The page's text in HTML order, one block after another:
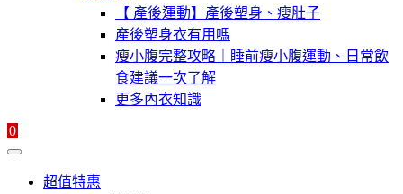
【 產後運動】產後塑身、瘦肚子
產後塑身衣有用嗎
瘦小腹完整攻略｜睡前瘦小腹運動、日常飲
食建議一次了解
更多內衣知識
0
超值特惠